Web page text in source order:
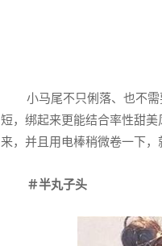
小马尾不只俐落、也不
短，绑起来更能结合率性甜
来，并且用电棒稍微卷一下，
＃半丸子头